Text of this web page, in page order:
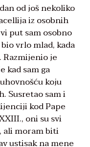
od još nekoliko
iz osobnih
put sam osobno
vrlo mlad, kada
Razmijenio je
kad sam ga
koju
Susretao sam i
kod Pape
oni su svi
ali moram biti
ustisak na mene